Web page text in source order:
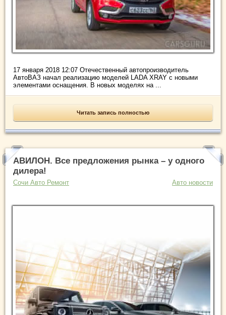
17 января 2018 12:07 Отечественный автопроизводитель
АвтоВАЗ начал реализацию моделей LADA XRAY с новыми
элементами оснащения. В новых моделях на ...
Читать запись полностью
АВИЛОН. Все предложения рынка – у одного
дилера!
Сочи Авто Ремонт Авто новости